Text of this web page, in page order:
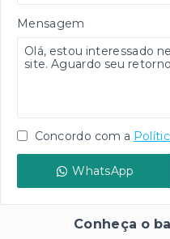
Mensagem
Concordo com a
WhatsApp
Conheça o